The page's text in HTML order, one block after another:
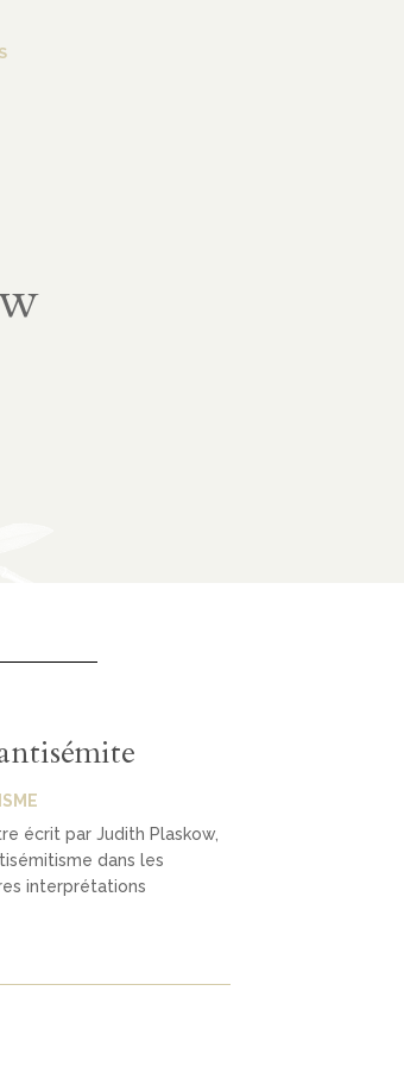
écrit par Judith Plaskow,
dans les
interprétations